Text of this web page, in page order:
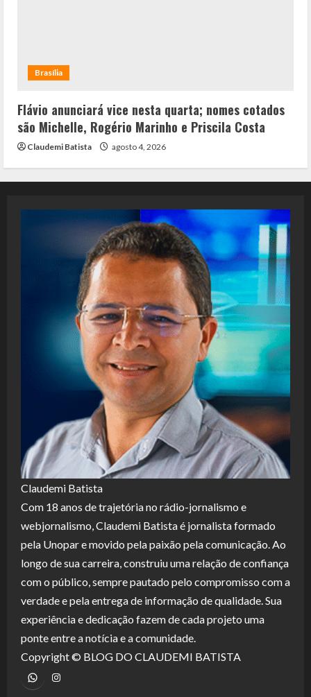
Brasília
Flávio anunciará vice nesta quarta; nomes cotados
são Michelle, Rogério Marinho e Priscila Costa
Claudemi Batista agosto 4, 2026
Claudemi Batista
Com 18 anos de trajetória no rádio-jornalismo e
webjornalismo, Claudemi Batista é jornalista formado
pela Unopar e movido pela paixão pela comunicação. Ao
longo de sua carreira, construiu uma relação de confiança
com o público, sempre pautado pelo compromisso com a
verdade e pela entrega de informação de qualidade. Sua
experiência e dedicação fazem de cada projeto uma
ponte entre a notícia e a comunidade.
Copyright © BLOG DO CLAUDEMI BATISTA
WhatsApp Instagram